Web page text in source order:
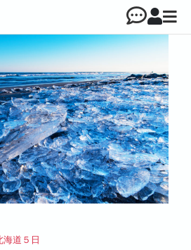
海道５日